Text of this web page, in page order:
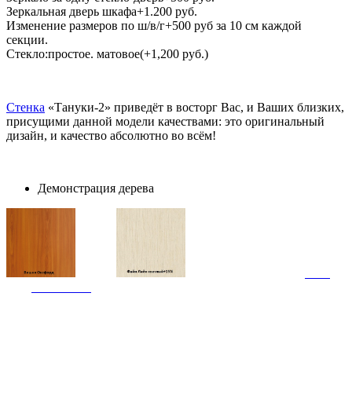
Зеркальная дверь шкафа+1.200 руб.
Изменение размеров по ш/в/г+500 руб за 10 см каждой
секции.
Стекло:простое. матовое(+1,200 руб.)
Стенка «Тануки-2» приведёт в восторг Вас, и Ваших близких,
присущими данной модели качествами: это оригинальный
дизайн, и качество абсолютно во всём!
Демонстрация дерева